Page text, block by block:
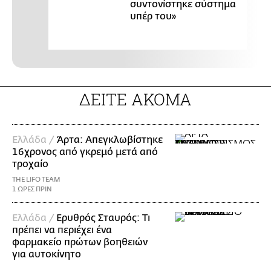
συντονίστηκε σύστημα
υπέρ του»
ΔΕΙΤΕ ΑΚΟΜΑ
Ελλάδα / Άρτα: Απεγκλωβίστηκε
16χρονος από γκρεμό μετά από
τροχαίο
THE LIFO TEAM
1 ΩΡΕΣ ΠΡΙΝ
Ελλάδα / Ερυθρός Σταυρός: Τι
πρέπει να περιέχει ένα
φαρμακείο πρώτων βοηθειών
για αυτοκίνητο